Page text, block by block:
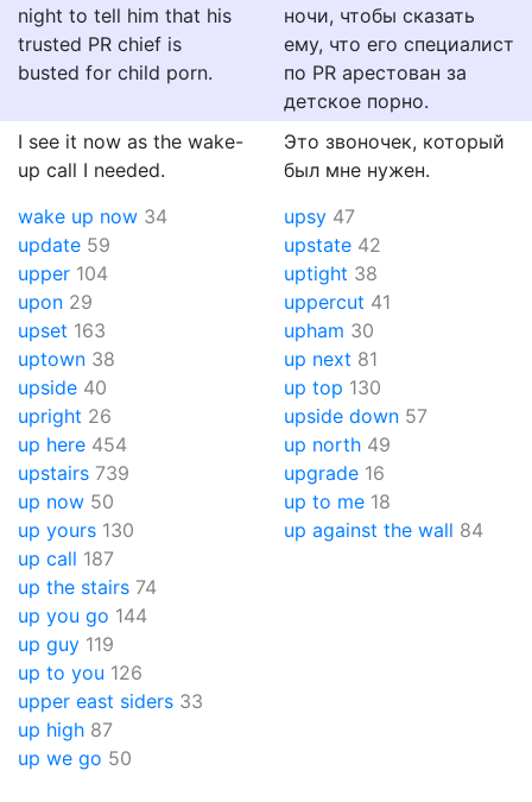
night to tell him that his
trusted PR chief is
busted for child porn.
ночи, чтобы сказать
ему, что его специалист
по PR арестован за
детское порно.
I see it now as the wake-
up call I needed.
Это звоночек, который
был мне нужен.
wake up now 34
update 59
upper 104
upon 29
upset 163
uptown 38
upside 40
upright 26
up here 454
upstairs 739
upsy 47
upstate 42
uptight 38
uppercut 41
upham 30
up next 81
up top 130
upside down 57
up north 49
upgrade 16
up now 50
up yours 130
up call 187
up the stairs 74
up you go 144
up guy 119
up to you 126
upper east siders 33
up high 87
up we go 50
up to me 18
up against the wall 84